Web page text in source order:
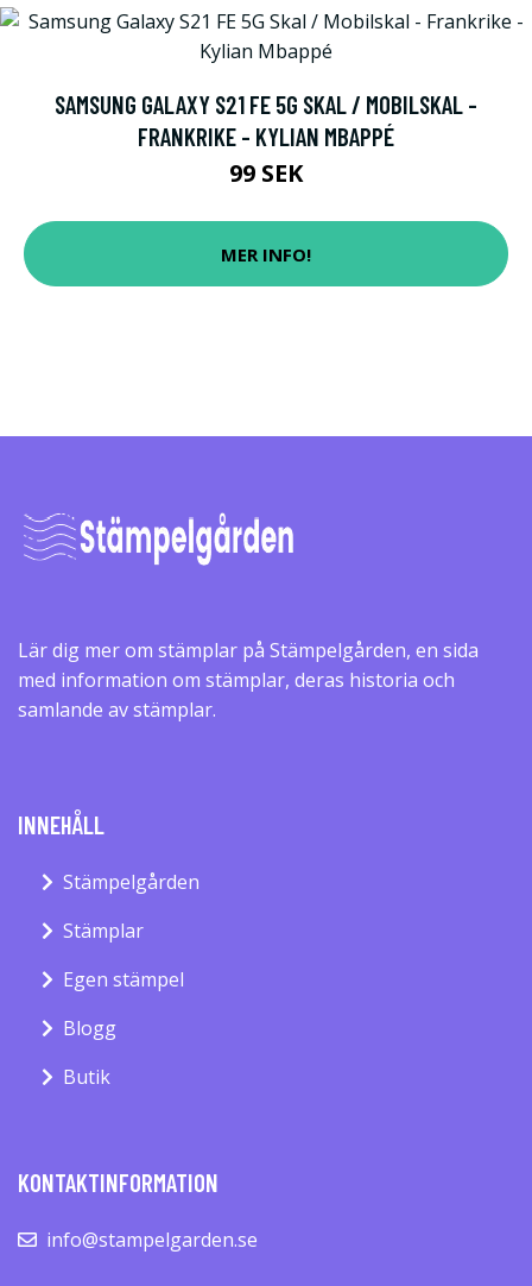
SAMSUNG GALAXY S21 FE 5G SKAL / MOBILSKAL -
FRANKRIKE - KYLIAN MBAPPÉ
99 SEK
MER INFO!
Lär dig mer om stämplar på Stämpelgården, en sida
med information om stämplar, deras historia och
samlande av stämplar.
INNEHÅLL
Stämpelgården
Stämplar
Egen stämpel
Blogg
Butik
KONTAKTINFORMATION
info@stampelgarden.se